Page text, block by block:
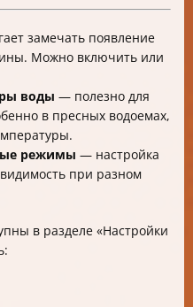
замечать появление
Можно включить или
воды — полезно для
в пресных водоемах,
режимы — настройка
при разном
в разделе «Настройки